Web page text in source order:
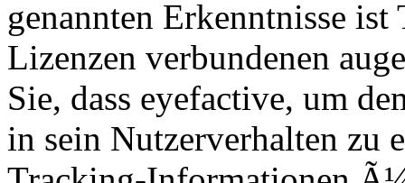
genannten Erkenntnisse
Lizenzen verbundenen
Sie, dass eyefactive, um
in sein Nutzerverhalten zu